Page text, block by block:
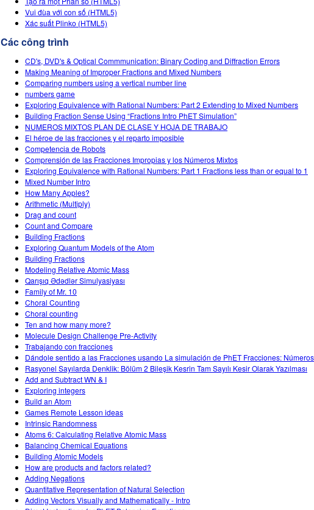
Vui đùa với con số (HTML5)
Xác suất Plinko (HTML5)
Các công trình
CD's, DVD's & Optical Commmunication: Binary Coding and Diffraction Errors
Making Meaning of Improper Fractions and Mixed Numbers
Comparing numbers using a vertical number line
numbers game
Exploring Equivalence with Rational Numbers: Part 2 Extending to Mixed Numbers
Building Fraction Sense Using “Fractions Intro PhET Simulation”
NUMEROS MIXTOS PLAN DE CLASE Y HOJA DE TRABAJO
El héroe de las fracciones y el reparto imposible
Competencia de Robots
Comprensión de las Fracciones Impropias y los Números Mixtos
Exploring Equivalence with Rational Numbers: Part 1 Fractions less than or equal to 1
Mixed Number Intro
How Many Apples?
Arithmetic (Multiply)
Drag and count
Count and Compare
Building Fractions
Exploring Quantum Models of the Atom
Building Fractions
Modeling Relative Atomic Mass
Qarışıq Ədədlər Simulyasiyası
Family of Mr. 10
Choral Counting
Choral counting
Ten and how many more?
Molecule Design Challenge Pre-Activity
Trabajando con fracciones
Dándole sentido a las Fracciones usando La simulación de PhET Fracciones:
Rasyonel Sayılarda Denklik: Bölüm 2 Bileşik Kesrin Tam Sayılı Kesir Olarak Yazılması
Add and Subtract WN & I
Exploring integers
Build an Atom
Games Remote Lesson ideas
Intrinsic Randomness
Atoms 6: Calculating Relative Atomic Mass
Balancing Chemical Equations
Building Atomic Models
How are products and factors related?
Adding Negations
Quantitative Representation of Natural Selection
Adding Vectors Visually and Mathematically - Intro